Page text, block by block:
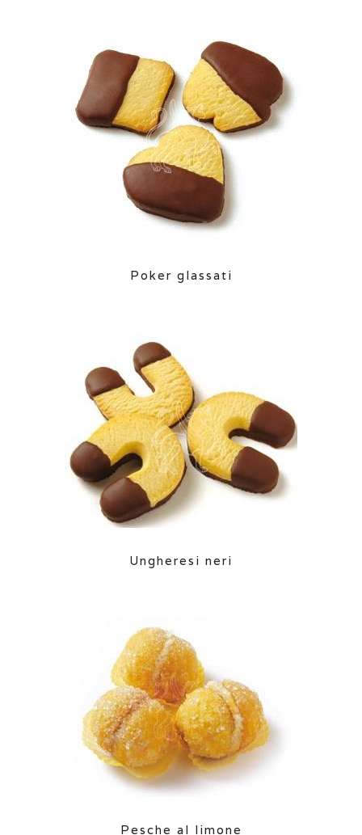
Poker glassati
Ungheresi neri
Pesche al limone